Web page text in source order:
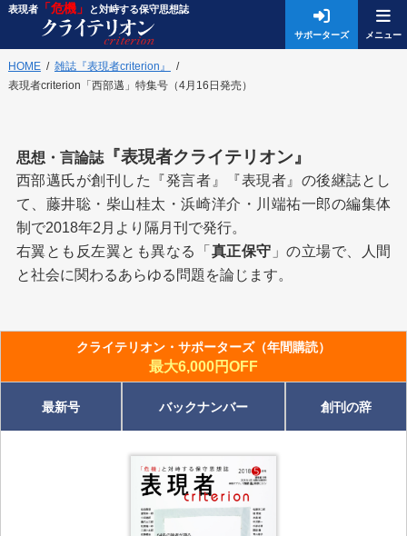
表現者「危機」 と対峙する保守思想誌
サポーターズ
HOME
雑誌『表現者criterion』
表現者criterion「西部邁」特集号（4月16日発売）
思想・言論誌『表現者クライテリオン』
西部邁氏が創刊した『発言者』『表現者』の後継誌とし
て、藤井聡・柴山桂太・浜崎洋介・川端祐一郎の編集体
制で2018年2月より隔月刊で発行。
右翼とも反左翼とも異なる「 真正保守 」の立場で、人間
と社会に関わるあらゆる問題を論じます。
最新号 バックナンバー 創刊の辞
クライテリオン・サポーターズ（年間購読）
最大6,000円OFF